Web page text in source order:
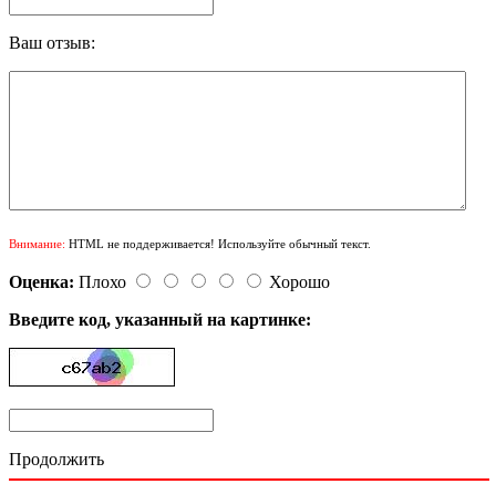
Ваш отзыв:
Внимание: HTML не поддерживается! Используйте обычный текст.
Оценка: Плохо
Хорошо
Введите код, указанный на картинке:
Продолжить